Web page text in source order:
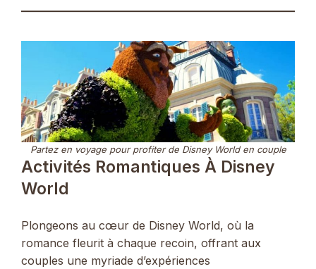
Partez en voyage pour profiter de Disney World en couple
Activités Romantiques À Disney
World
Plongeons au cœur de Disney World, où la
romance fleurit à chaque recoin, offrant aux
couples une myriade d’expériences